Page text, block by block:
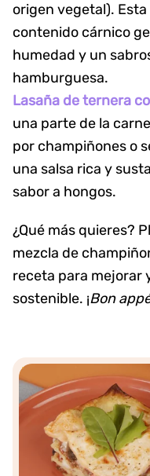
origen vegetal).
contenido cárnico
humedad y un
hamburguesa.
Lasaña de ternera
una parte de la
por champiñones o
una salsa rica y
sabor a hongos.
¿Qué más quieres?
mezcla de
receta para mejorar
sostenible. ¡Bon